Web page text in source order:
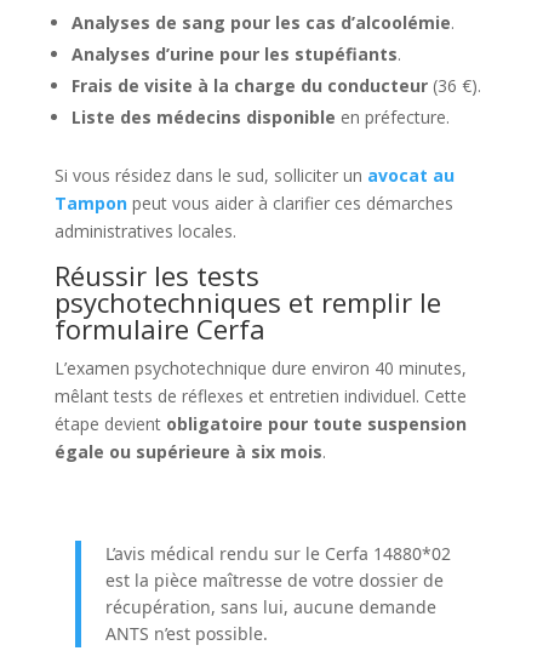
Analyses de sang pour les cas d’alcoolémie.
Analyses d’urine pour les stupéfiants.
Frais de visite à la charge du conducteur(36 €).
Liste des médecins disponible en préfecture.
Si vous résidez dans le sud, solliciter un avocat au
Tamponpeut vous aider à clarifier ces démarches
administratives locales.
Réussir les tests
psychotechniques et remplir le
formulaire Cerfa
L’examen psychotechnique dure environ 40 minutes,
mêlant tests de réflexes et entretien individuel. Cette
étape devient obligatoire pour toute suspension
égale ou supérieure à six mois.
L’avis médical rendu sur le Cerfa 14880*02
est la pièce maîtresse de votre dossier de
récupération, sans lui, aucune demande
ANTS n’est possible.